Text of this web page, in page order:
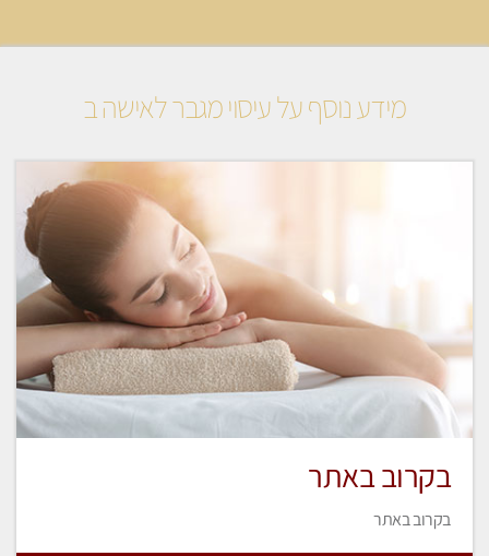
מידע נוסף על עיסוי מגבר לאישה ב
בקרוב באתר
בקרוב באתר